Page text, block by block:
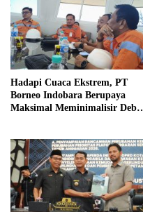
Hadapi Cuaca Ekstrem, PT
Borneo Indobara Berupaya
Maksimal Meminimalisir Debu